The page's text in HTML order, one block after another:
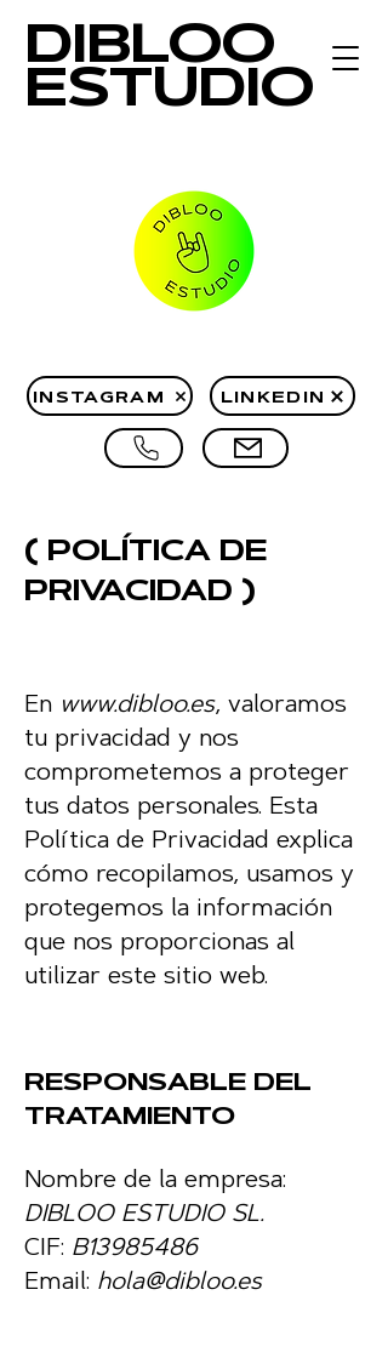
DIBLOO
ESTUDIO
INSTAGRAM LINKEDIN
( POLÍTICA DE
PRIVACIDAD )
En www.dibloo.es, valoramos
tu privacidad y nos
comprometemos a proteger
tus datos personales. Esta
Política de Privacidad explica
cómo recopilamos, usamos y
protegemos la información
que nos proporcionas al
utilizar este sitio web.
RESPONSABLE DEL
TRATAMIENTO
Nombre de la empresa:
DIBLOO ESTUDIO SL.
CIF: B13985486
Email: hola@dibloo.es